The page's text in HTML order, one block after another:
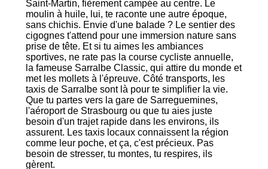
Saint-Martin, fièrement campée au centre. Le
moulin à huile, lui, te raconte une autre époque,
sans chichis. Envie d'une balade ? Le sentier des
cigognes t'attend pour une immersion nature sans
prise de tête. Et si tu aimes les ambiances
sportives, ne rate pas la course cycliste annuelle,
la fameuse Sarralbe Classic, qui attire du monde et
met les mollets à l'épreuve. Côté transports, les
taxis de Sarralbe sont là pour te simplifier la vie.
Que tu partes vers la gare de Sarreguemines,
l'aéroport de Strasbourg ou que tu aies juste
besoin d'un trajet rapide dans les environs, ils
assurent. Les taxis locaux connaissent la région
comme leur poche, et ça, c'est précieux. Pas
besoin de stresser, tu montes, tu respires, ils
gèrent.